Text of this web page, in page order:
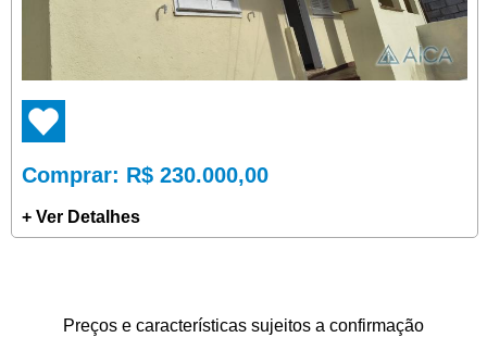
Comprar: R$ 230.000,00
+ Ver Detalhes
Preços e características sujeitos a confirmação